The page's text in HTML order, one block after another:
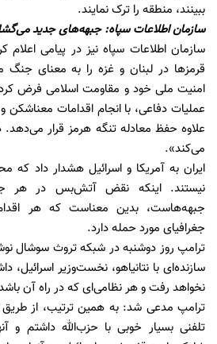
ببینند، منطقه را ترک نمایند.
سازمان اطلاعات سپاه: جبهه‌های جدید
سازمان اطلاعات سپاه نیز در پیامی اعلام
قرمزها در لبنان و غزه را به معنای
امنیت ملی خود و مقاومت اسلامی فرض کرده
عملیات دفاعی، با انجام اقدامات
علاوه حفظ معادله تنگه هرمز قرار می‌دهد.
می‌کند».
ایران به آمریکا و اسرائیل هشدار داد
نیستند. اینکه نقض آتش‌بس در هر
جبهه‌هاست، بدین معناست که هر اقدام
جغرافیای مورد حمله دارد.
ترامپ روز دوشنبه در شبکه تروث سوشال
سازنده‌ای با نتانیاهو، نخست‌وزیر اسرائیل،
نخواهد رفت و هر نظامی‌ای که در راه آن باشد،
ترامپ مدعی شد: به همین ترتیب، از طریق
تلفنی بسیار خوبی با حزب‌الله داشتم و